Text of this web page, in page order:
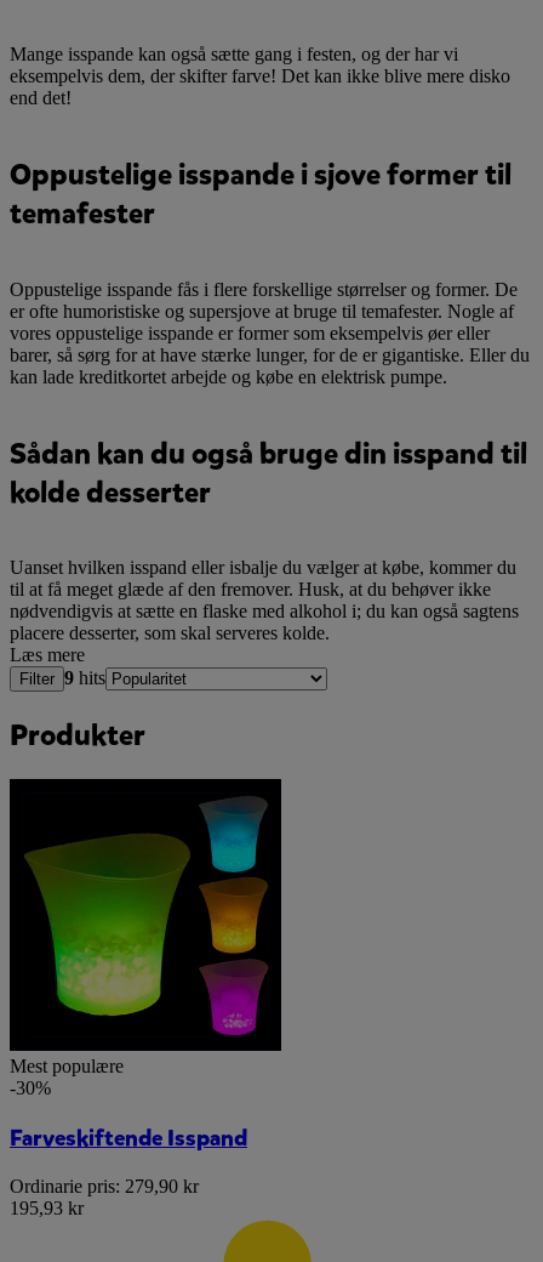
Mange isspande kan også sætte gang i festen, og der har vi
eksempelvis dem, der skifter farve! Det kan ikke blive mere disko
end det!
Oppustelige isspande i sjove former til
temafester
Oppustelige isspande fås i flere forskellige størrelser og former. De
er ofte humoristiske og supersjove at bruge til temafester. Nogle af
vores oppustelige isspande er former som eksempelvis øer eller
barer, så sørg for at have stærke lunger, for de er gigantiske. Eller du
kan lade kreditkortet arbejde og købe en elektrisk pumpe.
Sådan kan du også bruge din isspand til
kolde desserter
Uanset hvilken isspand eller isbalje du vælger at købe, kommer du
til at få meget glæde af den fremover. Husk, at du behøver ikke
nødvendigvis at sætte en flaske med alkohol i; du kan også sagtens
placere desserter, som skal serveres kolde.
Læs mere
Filter 9 hits
Produkter
Mest populære
-30%
Farveskiftende Isspand
Ordinarie pris: 279,90 kr
195,93 kr